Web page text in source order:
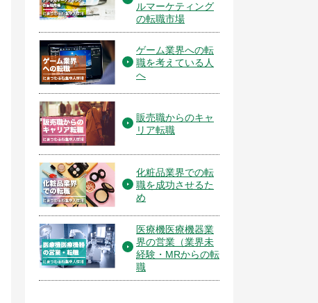
ルマーケティング
の転職市場
ゲーム業界への転
職を考えている人
へ
販売職からのキャ
リア転職
化粧品業界での転
職を成功させるた
め
医療機医療機器業
界の営業（業界未
経験・MRからの転
職